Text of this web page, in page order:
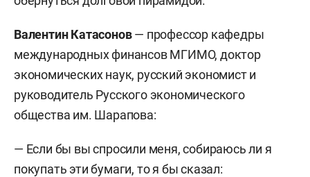
Валентин Катасонов— профессор кафедры
международных финансов МГИМО, доктор
экономических наук, русский экономист и
руководитель Русского экономического
общества им. Шарапова:
— Если бы вы спросили меня, собираюсь ли я
покупать эти бумаги, то я бы сказал: